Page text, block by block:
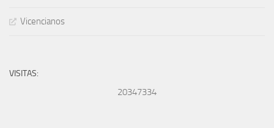
Vicencianos
VISITAS:
20347334